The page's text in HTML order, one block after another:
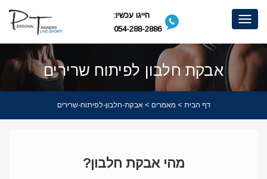
Toggle
navigation
חייגו עכשיו:
054-288-2886
אבקת חלבון לפיתוח שרירים
דף הבית > מאמרים > אבקת-חלבון-לפיתוח-שרירים
מהי אבקת חלבון?